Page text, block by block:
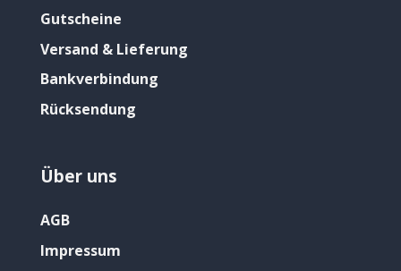
Gutscheine
Versand & Lieferung
Bankverbindung
Rücksendung
Über uns
AGB
Impressum